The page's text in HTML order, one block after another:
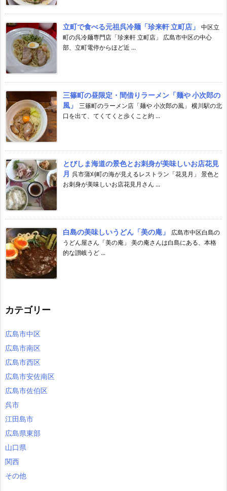
立町で食べる元祖呉冷麺「珍来軒 立町店」
中区立
町の呉冷麺専門店「珍来軒 立町店」 広島市中区の中心
部、立町電停からほど近 ...
三篠町の昼限定・間借りラーメン「麺や 小次郎の
風」
三篠町のラーメン店「麺や 小次郎の風」 横川駅の北
口を出て、てくてくと歩くこと約 ...
とびしま海道の景色とお刺身が美味しいお店花見
月 呉市蒲刈町の海が見えるレストラン「花見月」 景色と
お刺身が美味しいお店花見月さん ...
白島の美味しいうどん「美の庵」
広島市中区白島の
うどん屋さん「美の庵」 美の庵さんは白島にある、本格
的な讃岐うど ...
カテゴリー
広島市中区
広島市南区
広島市西区
広島市安佐南区
広島市佐伯区
呉市
江田島市
広島県東部
山口県
関西
その他